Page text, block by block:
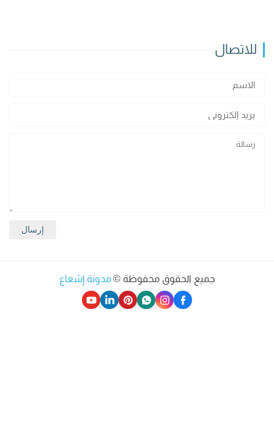
للاتصال
جميع الحقوق محفوظة © مدونة إشعاع